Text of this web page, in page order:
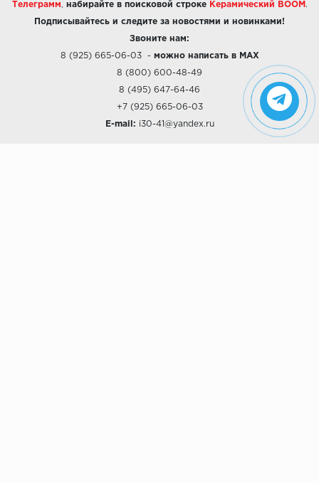
Телеграмм набирайте в поисковой строке Керамический BOOM .
Подписывайтесь и следите за новостями и новинками!
Звоните нам:
8 (925) 665-06-03- можно написать в MAX
8 (800) 600-48-49
8 (495) 647-64-46
+7 (925) 665-06-03
E-mail: i30-41@yandex.ru